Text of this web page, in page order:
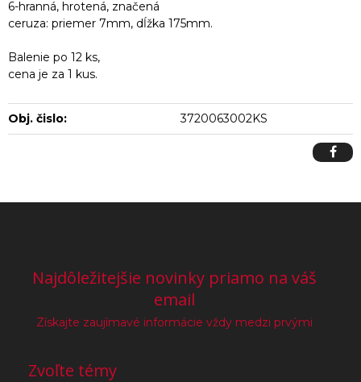
6-hranná, hrotená, značená
ceruza: priemer 7mm, dĺžka 175mm.
Balenie po 12 ks,
cena je za 1 kus.
Obj. čislo: 3720063002KS
Najdôležitejšie novinky priamo na váš
email
Získajte zaujímavé informácie vždy medzi prvými
Zvoľte témy